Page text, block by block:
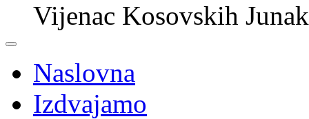
Vijenac Kosovskih
Naslovna
Izdvajamo